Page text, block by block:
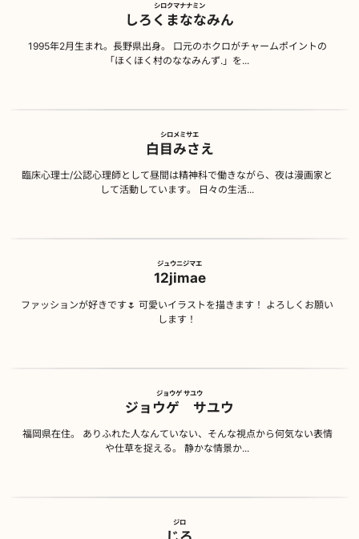
シロクマナナミン
しろくまななみん
1995年2月生まれ。長野県出身。 口元のホクロがチャームポイントの
「ほくほく村のななみんず.」を...
シロメミサエ
白目みさえ
臨床心理士/公認心理師として昼間は精神科で働きながら、夜は漫画家と
して活動しています。 日々の生活...
ジュウニジマエ
12jimae
ファッションが好きです🌷 可愛いイラストを描きます！ よろしくお願い
します！
ジョウゲ サユウ
ジョウゲ サユウ
福岡県在住。 ありふれた人なんていない、そんな視点から何気ない表情
や仕草を捉える。 静かな情景か...
ジロ